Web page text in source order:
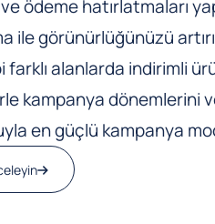
ödeme hatırlatmaları
ile görünürlüğünüzü
alanlarda indirimli
kampanya dönemlerini
en güçlü kampanya